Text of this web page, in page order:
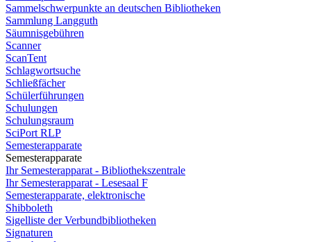
Sammelschwerpunkte an deutschen Bibliotheken
Sammlung Langguth
Säumnisgebühren
Scanner
ScanTent
Schlagwortsuche
Schließfächer
Schülerführungen
Schulungen
Schulungsraum
SciPort RLP
Semesterapparate
Semesterapparate
Ihr Semesterapparat - Bibliothekszentrale
Ihr Semesterapparat - Lesesaal F
Semesterapparate, elektronische
Shibboleth
Sigelliste der Verbundbibliotheken
Signaturen